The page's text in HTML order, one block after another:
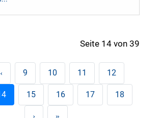
Seite 14 von 39
9 10 11 12
15 16 17 18